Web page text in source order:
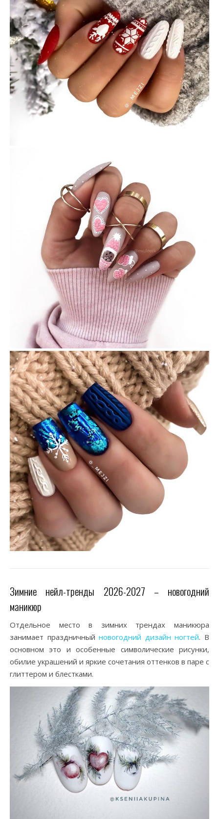
Зимние нейл-тренды 2026-2027 – новогодний
маникюр
Отдельное место в зимних трендах маникюра
занимает праздничныйновогодний дизайн ногтей. В
основном это и особенные символические рисунки,
обилие украшений и яркие сочетания оттенков в паре с
глиттером и блестками.